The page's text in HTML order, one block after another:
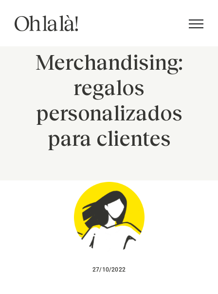
contenido
Merchandising:
regalos
personalizados
para clientes
27/10/2022